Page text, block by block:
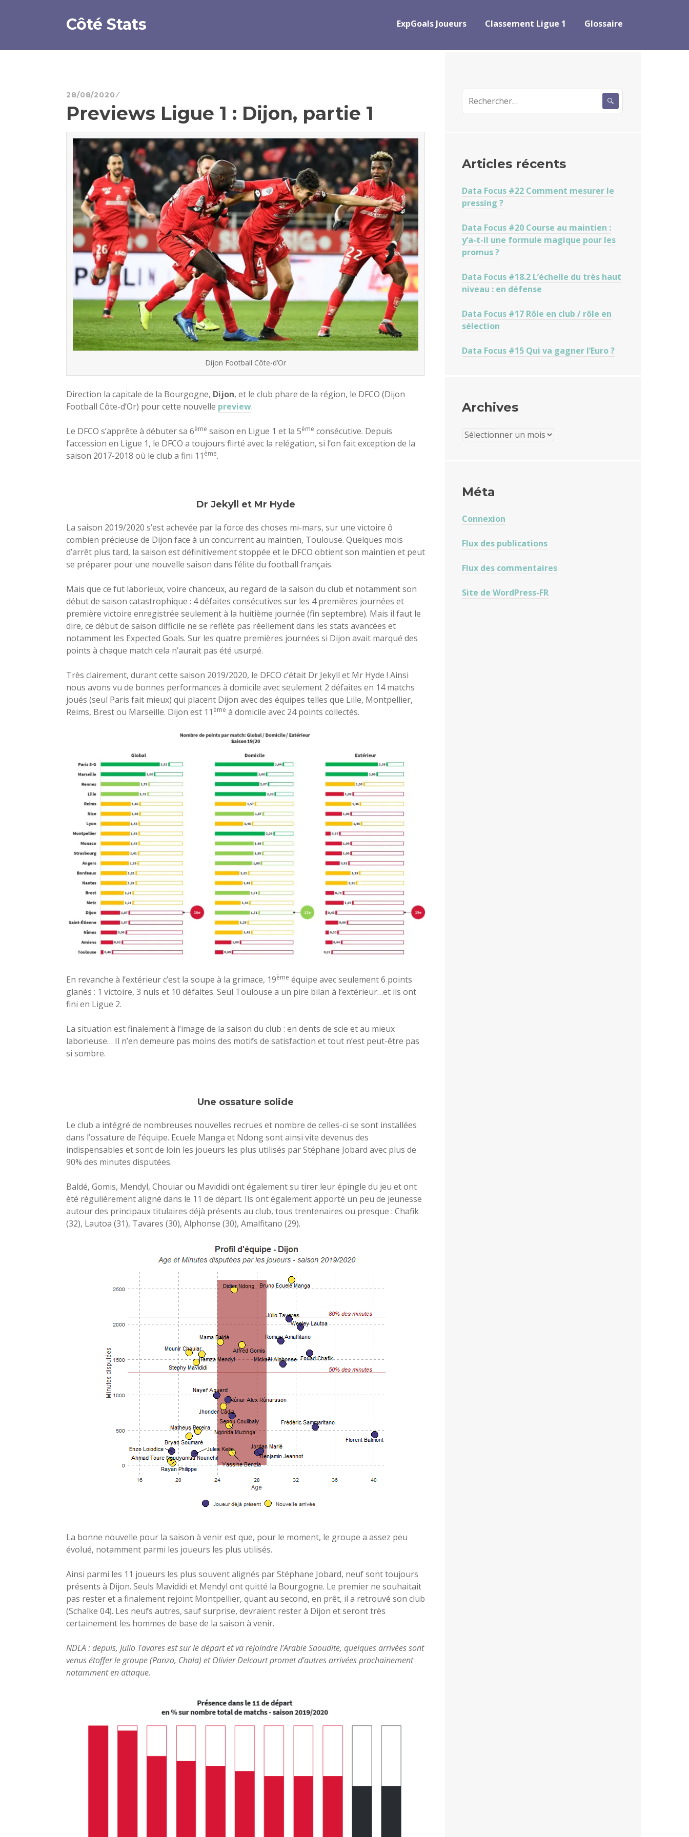
Côté Stats ExpGoals Joueurs Classement Ligue 1 Glossaire
28/08/2020
Previews Ligue 1 : Dijon, partie 1
Dijon Football Côte-d’Or
Direction la capitale de la Bourgogne, Dijon, et le club phare de la région, le DFCO (Dijon
Football Côte-d’Or) pour cette nouvelle preview.
Le DFCO s’apprête à débuter sa 6ème saison en Ligue 1 et la 5ème consécutive. Depuis
l’accession en Ligue 1, le DFCO a toujours flirté avec la relégation, si l’on fait exception de la
saison 2017-2018 où le club a fini 11 ème.
Dr Jekyll et Mr Hyde
La saison 2019/2020 s’est achevée par la force des choses mi-mars, sur une victoire ô
combien précieuse de Dijon face à un concurrent au maintien, Toulouse. Quelques mois
d’arrêt plus tard, la saison est définitivement stoppée et le DFCO obtient son maintien et peut
se préparer pour une nouvelle saison dans l’élite du football français.
Mais que ce fut laborieux, voire chanceux, au regard de la saison du club et notamment son
début de saison catastrophique : 4 défaites consécutives sur les 4 premières journées et
première victoire enregistrée seulement à la huitième journée (fin septembre). Mais il faut le
dire, ce début de saison difficile ne se reflète pas réellement dans les stats avancées et
notamment les Expected Goals. Sur les quatre premières journées si Dijon avait marqué des
points à chaque match cela n’aurait pas été usurpé.
Très clairement, durant cette saison 2019/2020, le DFCO c’était Dr Jekyll et Mr Hyde ! Ainsi
nous avons vu de bonnes performances à domicile avec seulement 2 défaites en 14 matchs
joués (seul Paris fait mieux) qui placent Dijon avec des équipes telles que Lille, Montpellier,
Reims, Brest ou Marseille. Dijon est 11 ème à domicile avec 24 points collectés.
En revanche à l’extérieur c’est la soupe à la grimace, 19ème équipe avec seulement 6 points
glanés : 1 victoire, 3 nuls et 10 défaites. Seul Toulouse a un pire bilan à l’extérieur…et ils ont
fini en Ligue 2.
La situation est finalement à l’image de la saison du club : en dents de scie et au mieux
laborieuse… Il n’en demeure pas moins des motifs de satisfaction et tout n’est peut-être pas
si sombre.
Une ossature solide
Le club a intégré de nombreuses nouvelles recrues et nombre de celles-ci se sont installées
dans l’ossature de l’équipe. Ecuele Manga et Ndong sont ainsi vite devenus des
indispensables et sont de loin les joueurs les plus utilisés par Stéphane Jobard avec plus de
90% des minutes disputées.
Baldé, Gomis, Mendyl, Chouiar ou Mavididi ont également su tirer leur épingle du jeu et ont
été régulièrement aligné dans le 11 de départ. Ils ont également apporté un peu de jeunesse
autour des principaux titulaires déjà présents au club, tous trentenaires ou presque : Chafik
(32), Lautoa (31), Tavares (30), Alphonse (30), Amalfitano (29).
La bonne nouvelle pour la saison à venir est que, pour le moment, le groupe a assez peu
évolué, notamment parmi les joueurs les plus utilisés.
Ainsi parmi les 11 joueurs les plus souvent alignés par Stéphane Jobard, neuf sont toujours
présents à Dijon. Seuls Mavididi et Mendyl ont quitté la Bourgogne. Le premier ne souhaitait
pas rester et a finalement rejoint Montpellier, quant au second, en prêt, il a retrouvé son club
(Schalke 04). Les neufs autres, sauf surprise, devraient rester à Dijon et seront très
certainement les hommes de base de la saison à venir.
NDLA : depuis, Julio Tavares est sur le départ et va rejoindre l’Arabie Saoudite, quelques arrivées sont
venus étoffer le groupe (Panzo, Chala) et Olivier Delcourt promet d’autres arrivées prochainement
notamment en attaque.
Articles récents
Data Focus #22 Comment mesurer le
pressing ?
Data Focus #20 Course au maintien :
y’a-t-il une formule magique pour les
promus ?
Data Focus #18.2 L’échelle du très haut
niveau : en défense
Data Focus #17 Rôle en club / rôle en
sélection
Data Focus #15 Qui va gagner l’Euro ?
Archives
Archives
Méta
Connexion
Flux des publications
Flux des commentaires
Site de WordPress-FR